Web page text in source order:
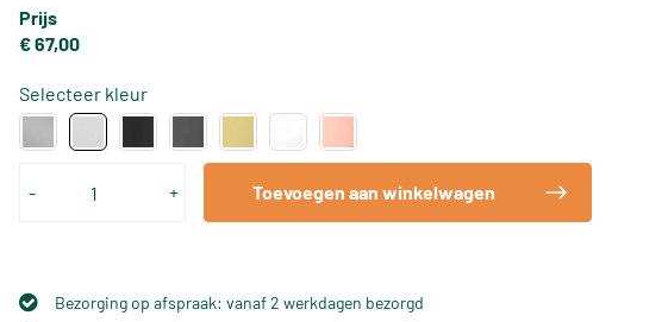
Prijs
€ 67,00
Selecteer kleur
- + Toevoegen aan winkelwagen
Bezorging op afspraak: vanaf 2 werkdagen bezorgd